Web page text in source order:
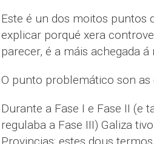
Este é un dos moitos puntos
explicar porqué xera
parecer, é a máis achegada á
O punto problemático son as
Durante a Fase I e Fase II (e
regulaba a Fase III) Galiza
Provincias: estes dous